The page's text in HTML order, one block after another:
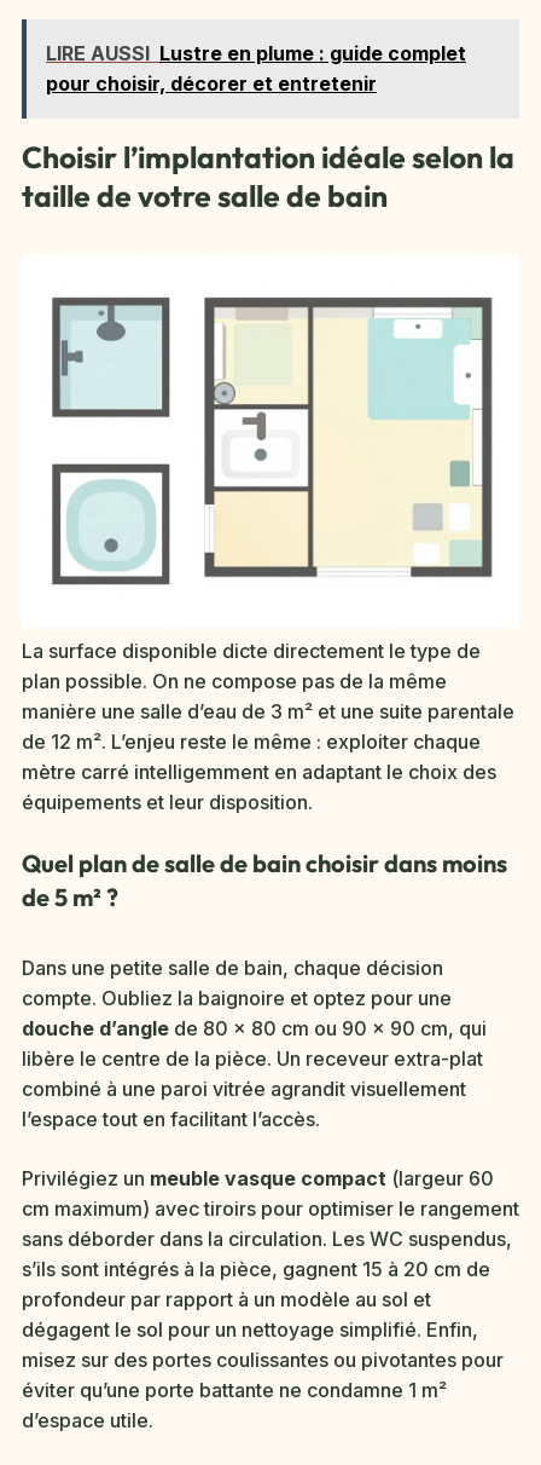
LIRE AUSSI Lustre en plume : guide complet
pour choisir, décorer et entretenir
Choisir l’implantation idéale selon la
taille de votre salle de bain
La surface disponible dicte directement le type de
plan possible. On ne compose pas de la même
manière une salle d’eau de 3 m² et une suite parentale
de 12 m². L’enjeu reste le même : exploiter chaque
mètre carré intelligemment en adaptant le choix des
équipements et leur disposition.
Quel plan de salle de bain choisir dans moins
de 5 m² ?
Dans une petite salle de bain, chaque décision
compte. Oubliez la baignoire et optez pour une
douche d’angle de 80 x 80 cm ou 90 x 90 cm, qui
libère le centre de la pièce. Un receveur extra-plat
combiné à une paroi vitrée agrandit visuellement
l’espace tout en facilitant l’accès.
Privilégiez un meuble vasque compact (largeur 60
cm maximum) avec tiroirs pour optimiser le rangement
sans déborder dans la circulation. Les WC suspendus,
s’ils sont intégrés à la pièce, gagnent 15 à 20 cm de
profondeur par rapport à un modèle au sol et
dégagent le sol pour un nettoyage simplifié. Enfin,
misez sur des portes coulissantes ou pivotantes pour
éviter qu’une porte battante ne condamne 1 m²
d’espace utile.